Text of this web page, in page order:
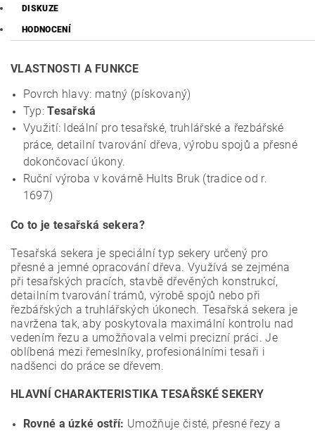
DISKUZE
HODNOCENÍ
VLASTNOSTI A FUNKCE
Povrch hlavy: matný (pískovaný)
Typ:Tesařská
Využití: Ideální pro tesařské, truhlářské a řezbářské
práce, detailní tvarování dřeva, výrobu spojů a přesné
dokončovací úkony.
Ruční výroba v kovárně Hults Bruk (tradice od r.
1697)
Co to je tesařská sekera?
Tesařská sekera je speciální typ sekery určený pro
přesné a jemné opracování dřeva. Využívá se zejména
při tesařských pracích, stavbě dřevěných konstrukcí,
detailním tvarování trámů, výrobě spojů nebo při
řezbářských a truhlářských úkonech. Tesařská sekera je
navržena tak, aby poskytovala maximální kontrolu nad
vedením řezu a umožňovala velmi precizní práci. Je
oblíbená mezi řemeslníky, profesionálními tesaři i
nadšenci do práce se dřevem.
HLAVNÍ CHARAKTERISTIKA TESAŘSKÉ SEKERY
Rovné a úzké ostří: Umožňuje čisté, přesné řezy a